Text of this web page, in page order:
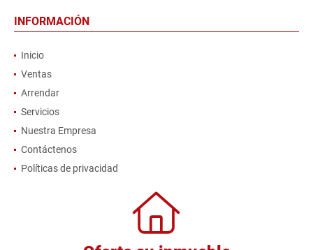
INFORMACIÓN
Inicio
Ventas
Arrendar
Servicios
Nuestra Empresa
Contáctenos
Políticas de privacidad